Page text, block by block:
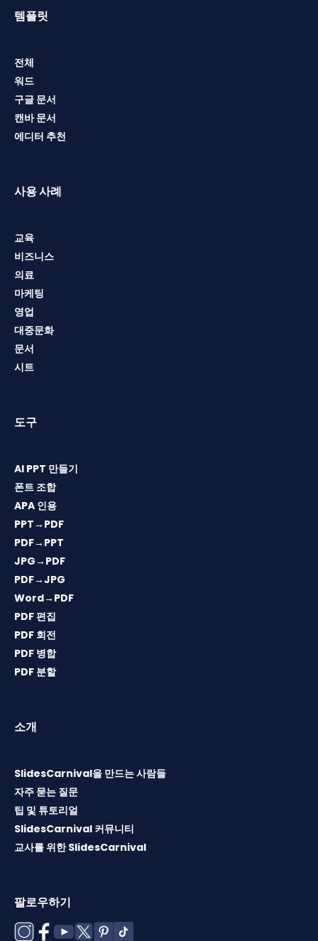
템플릿
전체
워드
구글 문서
캔바 문서
에디터 추천
사용 사례
교육
비즈니스
의료
마케팅
영업
대중문화
문서
시트
도구
AI PPT 만들기
폰트 조합
APA 인용
PPT→PDF
PDF→PPT
JPG→PDF
PDF→JPG
Word→PDF
PDF 편집
PDF 회전
PDF 병합
PDF 분할
소개
SlidesCarnival을 만드는 사람들
자주 묻는 질문
팁 및 튜토리얼
SlidesCarnival 커뮤니티
교사를 위한 SlidesCarnival
팔로우하기